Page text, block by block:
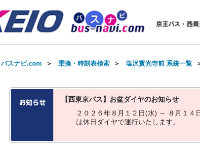
バスナビ.com ＞ 乗換・時刻表検索 ＞ 塩沢寳光寺前 系統一覧
【西東京バス】お盆ダイヤのお知らせ
２ ０ ２ ６年８ 月 １ ２ 日(水) ～ ８ 月 １ ４
は休日 ダイヤで運行いた し ます。